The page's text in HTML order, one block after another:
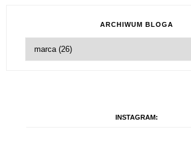
ARCHIWUM BLOGA
INSTAGRAM: